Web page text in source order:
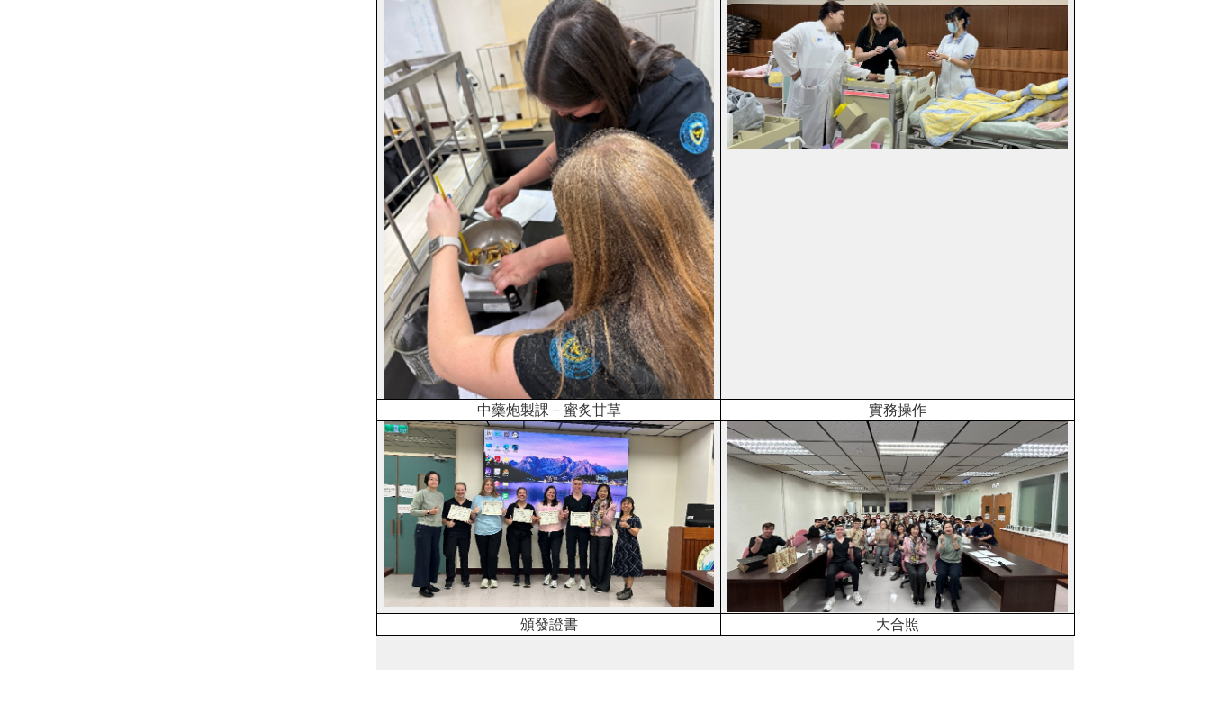
中藥炮製課－蜜炙甘草 實務操作
頒發證書 大合照